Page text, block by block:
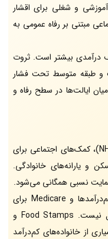
و شغلی برای اقشار
مبتنی بر رفاه عمومی به
درآمدی بیشتر است. ثروت
و طبقه متوسط تحت فشار
ایالت‌ها در سطح رفاه و
انگلیس: سیستم بهداشت و درمان ملی (NHS)، کمک‌های اجتماعی برای
و یارانه‌های خانوادگی.
نسبی همگانی می‌شود.
آمریکا: برنامه‌هایی مانند Medicaid برای کم‌درآمدها و Medicare برای
سالمندان وجود دارد، اما پوشش آن‌ها کامل نیست. Food Stamps و
از خانواده‌های کم‌درآمد